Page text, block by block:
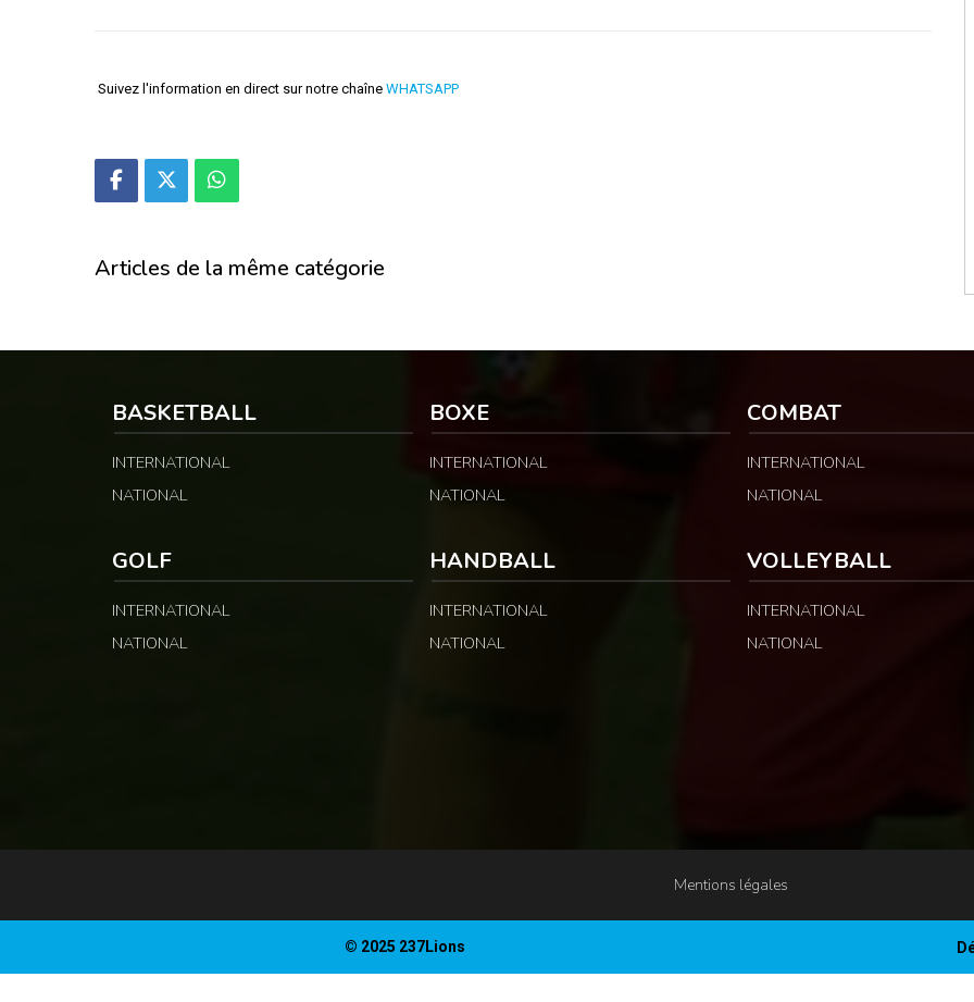
Suivez l'information en direct sur notre chaîne WHATSAPP
Articles de la même catégorie
BASKETBALL
INTERNATIONAL
NATIONAL
BOXE
INTERNATIONAL
NATIONAL
COMBAT
INTERNATIONAL
NATIONAL
GOLF
INTERNATIONAL
NATIONAL
HANDBALL
INTERNATIONAL
NATIONAL
VOLLEYBALL
INTERNATIONAL
NATIONAL
Mentions légales
© 2025 237Lions